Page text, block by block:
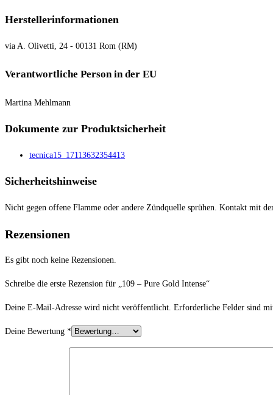
Herstellerinformationen
via A. Olivetti, 24 - 00131 Rom (RM)
Verantwortliche Person in der EU
Martina Mehlmann
Dokumente zur Produktsicherheit
tecnica15_17113632354413
Sicherheitshinweise
Nicht gegen offene Flamme oder andere Zündquelle sprühen. Kontakt mit
Rezensionen
Es gibt noch keine Rezensionen.
Schreibe die erste Rezension für „109 – Pure Gold Intense“
Deine E-Mail-Adresse wird nicht veröffentlicht. Erforderliche Felder sind
Deine Bewertung *